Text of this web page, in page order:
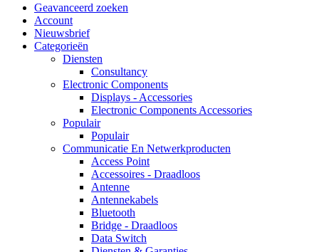
Geavanceerd zoeken
Account
Nieuwsbrief
Categorieën
Diensten
Consultancy
Electronic Components
Displays - Accessories
Electronic Components Accessories
Populair
Populair
Communicatie En Netwerkproducten
Access Point
Accessoires - Draadloos
Antenne
Antennekabels
Bluetooth
Bridge - Draadloos
Data Switch